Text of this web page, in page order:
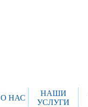
О НАС
НАШИ
УСЛУГИ